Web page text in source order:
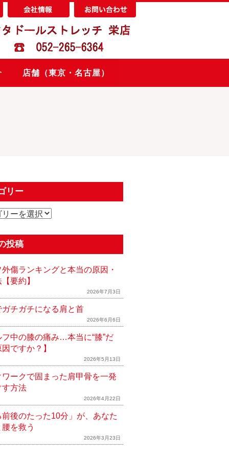
店舗（東京・名古屋）
リー
投稿
傷ランキングと本当の原因・
要約】
2026年7月3日
ガチガチになる肩と首
2026年6月6日
フ中の膝の痛み…本当に“膝”だ
ですか？】
2026年5月13日
ワークで固まった肩甲骨を一発
す方法
2026年4月22日
前後のたった10分」が、あなた
を救う
2026年3月23日